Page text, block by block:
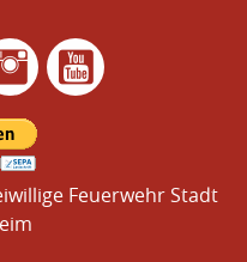
Feuerwehr Stadt